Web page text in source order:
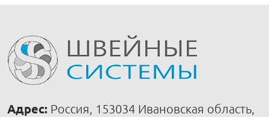
Адрес: Россия, 153034 Ивановская область,